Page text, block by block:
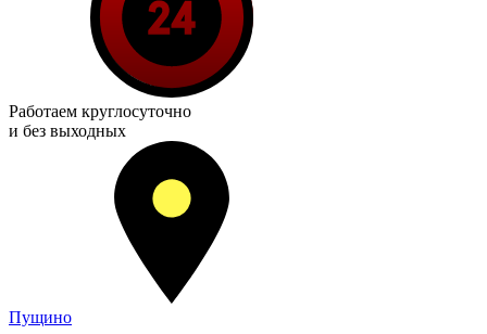
Работаем круглосуточно
и без выходных
Пущино